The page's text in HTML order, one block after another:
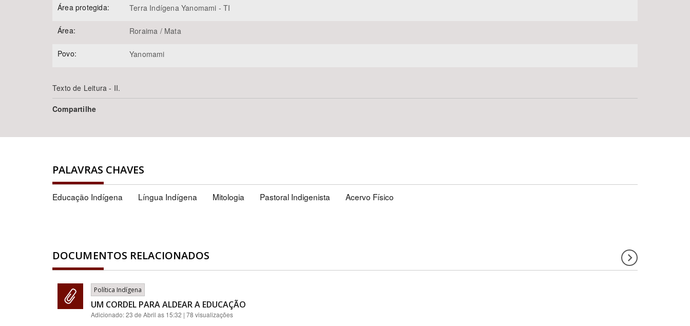
Área protegida: Terra Indígena Yanomami - TI
Área: Roraima / Mata
Povo: Yanomami
Texto de Leitura - II.
Compartilhe
PALAVRAS CHAVES
Educação Indígena Língua Indígena Mitologia Pastoral Indigenista Acervo Físico
DOCUMENTOS RELACIONADOS
Política Indígena
UM CORDEL PARA ALDEAR A EDUCAÇÃO
Adicionado:23 de Abril as 15:32 | 78 visualizações